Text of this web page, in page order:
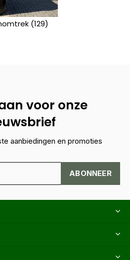
(129)
voor onze
aanbiedingen en promoties
ABONNEER